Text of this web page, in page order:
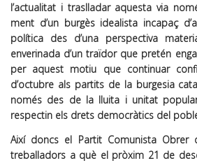
l’actualitat i traslladar aquesta via
ment d’un burgès idealista incapaç
política des d’una perspectiva
enverinada d’un traïdor que pretén
per aquest motiu que continuar
d’octubre als partits de la burgesia
només des de la lluita i unitat popular
respectin els drets democràtics del
Així doncs el Partit Comunista Obrer
treballadors a què el pròxim 21 de